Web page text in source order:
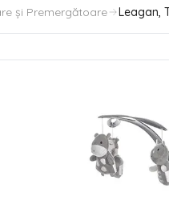
și Premergătoare Leagan,